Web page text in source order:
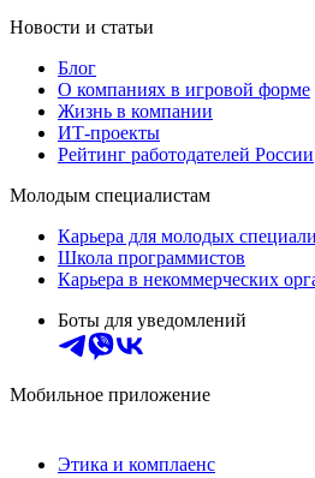
Новости и статьи
Блог
О компаниях в игровой форме
Жизнь в компании
ИТ-проекты
Рейтинг работодателей России
Молодым специалистам
Карьера для молодых
Школа программистов
Карьера в некоммерческих
Боты для уведомлений
Мобильное приложение
Этика и комплаенс